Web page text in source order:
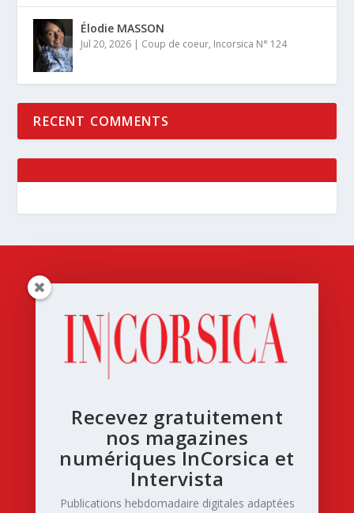
Élodie MASSON
Jul 20, 2026 | Coup de coeur, Incorsica N° 124
RECENT COMMENTS
Recevez gratuitement
nos magazines
numériques InCorsica et
Intervista
Publications hebdomadaire digitales adaptées